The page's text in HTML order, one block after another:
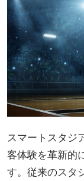
スマートスタジ
客体験を革新的
す。従来のスタ